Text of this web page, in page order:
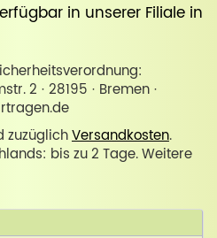
in unserer Filiale in
2 · 28195 · Bremen ·
zuzüglichVersandkosten.
bis zu 2 Tage. Weitere